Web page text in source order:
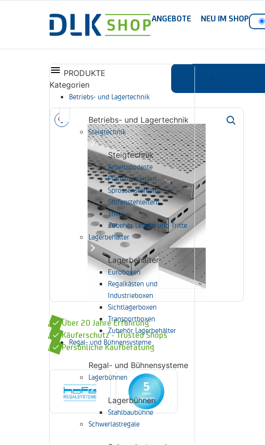
ANGEBOTE NEU IM SHOP
PRODUKTE
Kategorien
Betriebs- und Lagertechnik
Betriebs- und Lagertechnik
Steigtechnik
Steigtechnik
Arbeitspodeste
Plattformleitern
Sprossenstehleitern
Stufenstehleitern
Tritte
Zubehör Leitern und Tritte
Lagerbehälter
Lagerbehälter
Euroboxen
Regalkästen und
Industrieboxen
Sichtlagerboxen
Transportboxen
Zubehör Lagerbehälter
Regal- und Bühnensysteme
Regal- und Bühnensysteme
Lagerbühnen
Lagerbühnen
Stahlbaubühne
Schwerlastregale
>
Über 20 Jahre Erfahrung
Käuferschutz - Trusted Shops
Persönliche Kaufberatung